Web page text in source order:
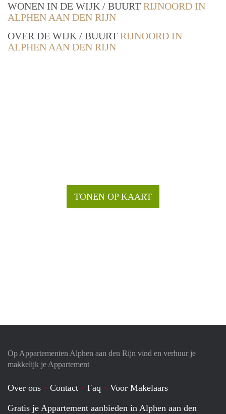
WONEN IN DE WIJK / BUURT RIJNOORD IN
ALPHEN AAN DEN RIJN
OVER DE WIJK / BUURT RIJNOORD IN
ALPHEN AAN DEN RIJN
TONEN OP KAART
Op Appartementen Alphen aan den Rijn vind en verhuur je
makkelijk je Appartement
Over ons Contact Faq
Voor Makelaars
Gratis je Appartement aanbieden in Alphen aan den